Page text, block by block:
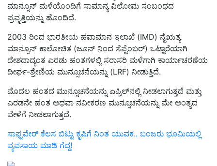
ಮಾನ್ಸೂನ್ ಮಳೆಯೊಂದಿಗೆ ಸಾಮಾನ್ಯ ವಿಲೋಮ ಸಂಬಂಧದ
ಪ್ರವೃತ್ತಿಯನ್ನು ಹೊಂದಿದೆ.
2003 ರಿಂದ ಭಾರತೀಯ ಹವಾಮಾನ ಇಲಾಖೆ (IMD) ನೈಋತ್ಯ
ಮಾನ್ಸೂನ್ ಕಾಲೋಚಿತ (ಜೂನ್ ನಿಂದ ಸೆಪ್ಟೆಂಬರ್) ಒಟ್ಟಾರೆಯಾಗಿ
ದೇಶದಾದ್ಯಂತ ಎರಡು ಹಂತಗಳಲ್ಲಿ ಸರಾಸರಿ ಮಳೆಗಾಗಿ ಕಾರ್ಯಾಚರಣೆಯ
ದೀರ್ಘ-ಶ್ರೇಣಿಯ ಮುನ್ಸೂಚನೆಯನ್ನು (LRF) ನೀಡುತ್ತಿದೆ.
ಮೊದಲ ಹಂತದ ಮುನ್ಸೂಚನೆಯನ್ನು ಏಪ್ರಿಲ್‌ನಲ್ಲಿ ನೀಡಲಾಗುತ್ತದೆ ಮತ್ತು
ಎರಡನೇ ಹಂತ ಅಥವಾ ನವೀಕರಣ ಮುನ್ಸೂಚನೆಯನ್ನು ಮೇ ಅಂತ್ಯದ
ವೇಳೆಗೆ ನೀಡಲಾಗುತ್ತದೆ.
ಸಾಫ್ಟವೇರ್ ಕೆಲಸ ಬಿಟ್ಟು ಕೃಷಿಗೆ ನಿಂತ ಯುವಕ.. ಬಂಜರು ಭೂಮಿಯಲ್ಲಿ
ವ್ಯವಸಾಯ ಮಾಡಿ ಗೆದ್ದ!